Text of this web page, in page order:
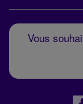
Vous